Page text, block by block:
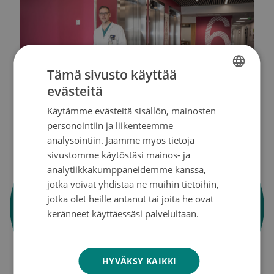
“Meneillään on tutkimus, jossa
hypoteesina on, että elintapa ja
ruokavalio saattaisi vaikuttaa
eturauhassyöpäriskiin
mikrobistokantaa.”
SWEDISH
Tämä sivusto käyttää
evästeitä
Käytämme evästeitä sisällön, mainosten
personointiin ja liikenteemme
analysointiin. Jaamme myös tietoja
sivustomme käytöstäsi mainos- ja
analytiikkakumppaneidemme kanssa,
jotka voivat yhdistää ne muihin tietoihin,
jotka olet heille antanut tai joita he ovat
keränneet käyttäessäsi palveluitaan.
HYVÄKSY KAIKKI